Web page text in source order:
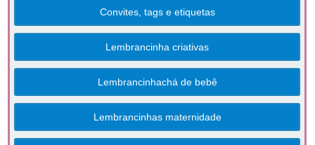
Convites, tags e etiquetas
Lembrancinha criativas
Lembrancinhachá de bebê
Lembrancinhas maternidade